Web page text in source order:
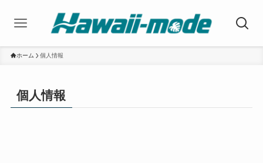
ホーム 個人情報
個人情報